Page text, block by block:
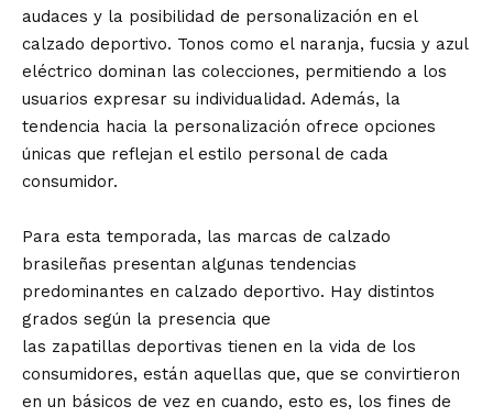
audaces y la posibilidad de personalización en el
calzado deportivo. Tonos como el naranja, fucsia y azul
eléctrico dominan las colecciones, permitiendo a los
usuarios expresar su individualidad. Además, la
tendencia hacia la personalización ofrece opciones
únicas que reflejan el estilo personal de cada
consumidor.
Para esta temporada, las marcas de calzado
brasileñas presentan algunas tendencias
predominantes en calzado deportivo. Hay distintos
grados según la presencia que
las zapatillas deportivas tienen en la vida de los
consumidores, están aquellas que, que se convirtieron
en un básicos de vez en cuando, esto es, los fines de